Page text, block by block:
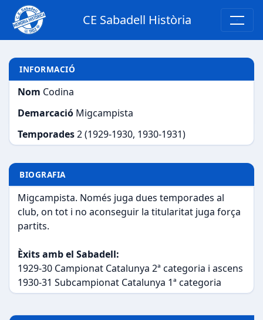
CE Sabadell Història
INFORMACIÓ
Nom Codina
Demarcació Migcampista
Temporades2 (1929-1930, 1930-1931)
BIOGRAFIA
Migcampista. Només juga dues temporades al
club, on tot i no aconseguir la titularitat juga força
partits.
Èxits amb el Sabadell:
1929-30 Campionat Catalunya 2ª categoria i ascens
1930-31 Subcampionat Catalunya 1ª categoria